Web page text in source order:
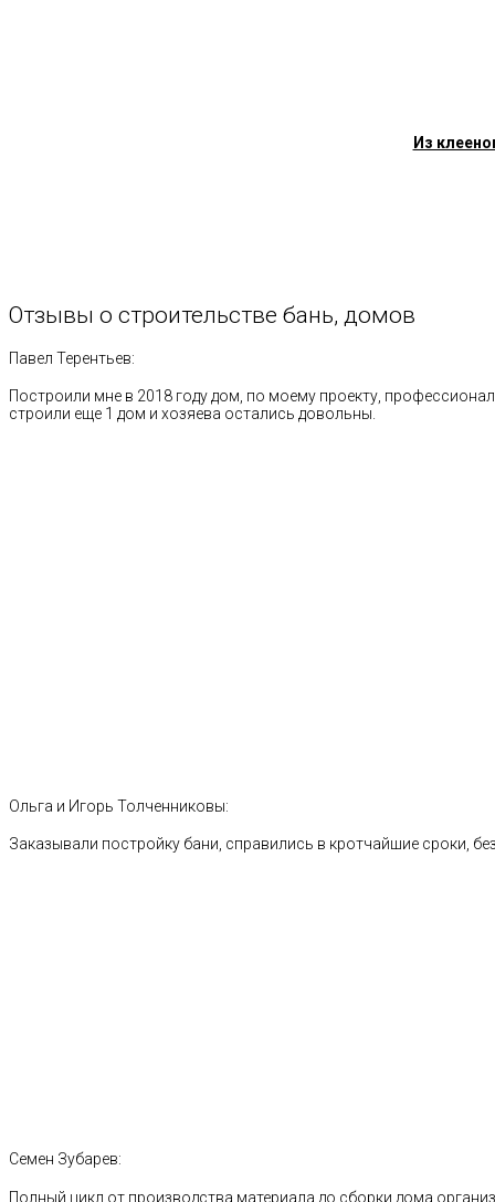
Из
Отзывы о строительстве бань, домов
Павел Терентьев:
Построили мне в 2018 году дом, по моему проекту,
строили еще 1 дом и хозяева остались довольны.
Ольга и Игорь Толченниковы:
Заказывали постройку бани, справились в кротчайшие сроки,
Семен Зубарев:
Полный цикл от производства материала до сборки дома